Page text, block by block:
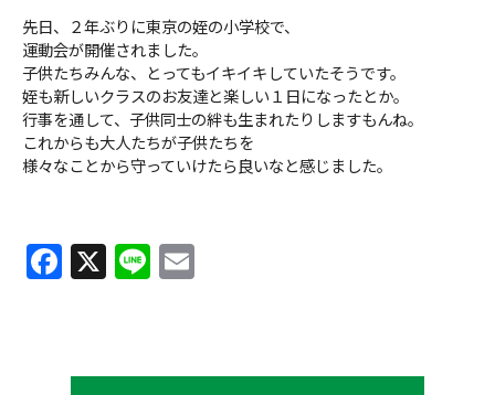
先日、２年ぶりに東京の姪の小学校で、
運動会が開催されました。
子供たちみんな、とってもイキイキしていたそうです。
姪も新しいクラスのお友達と楽しい１日になったとか。
行事を通して、子供同士の絆も生まれたりしますもんね。
これからも大人たちが子供たちを
様々なことから守っていけたら良いなと感じました。
F
e
X Li
l